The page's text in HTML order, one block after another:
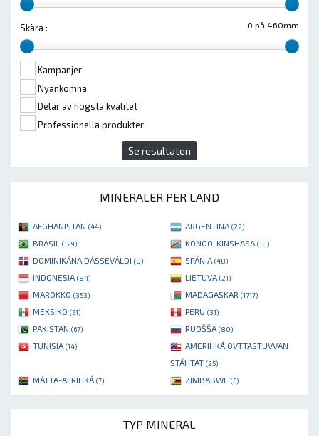
0 på 460mm
Skära :
Kampanjer
Nyankomna
Delar av högsta kvalitet
Professionella produkter
Se resultaten
MINERALER PER LAND
AFGHANISTAN (44) ARGENTINA (22)
BRASIL (129) KONGO-KINSHASA (18)
DOMINIKÁNA DÁSSEVÁLDI (8) SPÁNIA (48)
INDONESIA (84) LIETUVA (21)
MAROKKO (353) MADAGASKAR (1717)
MEKSIKO (51) PERU (31)
PAKISTAN (67) RUOŠŠA (80)
TUNISIA (14)
AMERIHKÁ OVTTASTUVVAN
STÁHTAT (25)
MÁTTA-AFRIHKÁ (7) ZIMBABWE (6)
TYP MINERAL